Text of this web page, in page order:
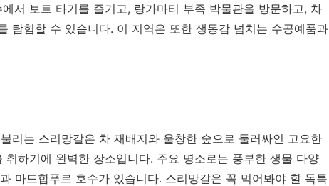
서 보트 타기를 즐기고, 랑가마티 부족 박물관을 방문하고, 차
탐험할 수 있습니다. 이 지역은 또한 생동감 넘치는 수공예품과
리는 스리망갈은 차 재배지와 울창한 숲으로 둘러싸인 고요한
취하기에 완벽한 장소입니다. 주요 명소로는 풍부한 생물 다양
마드합푸르 호수가 있습니다. 스리망갈은 꼭 먹어봐야 할 독특